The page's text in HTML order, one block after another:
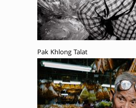
Pak Khlong Talat